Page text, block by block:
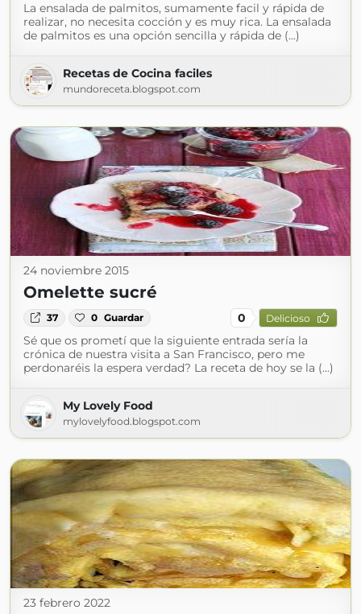
La ensalada de palmitos, sumamente facil y rápida de
realizar, no necesita cocción y es muy rica. La ensalada
de palmitos es una opción sencilla y rápida de (...)
Recetas de Cocina faciles
mundoreceta.blogspot.com
24 noviembre 2015
Omelette sucré
37 0 Guardar 0 Delicioso
Sé que os prometí que la siguiente entrada sería la
crónica de nuestra visita a San Francisco, pero me
perdonaréis la espera verdad? La receta de hoy se la (...)
My Lovely Food
mylovelyfood.blogspot.com
23 febrero 2022